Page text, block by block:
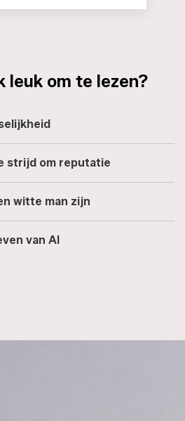
leuk om te lezen?
strijd om reputatie
witte man zijn
van AI